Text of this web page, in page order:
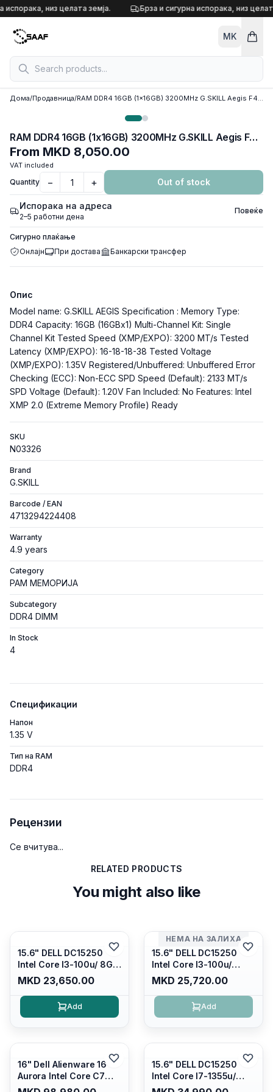
Skip to content
испорака, низ целата земја. Брза и сигурна испорака, низ
MK
Дома/Продавница/ RAM DDR4 16GB (1x16GB) 3200MHz G.SKILL Aegis F4-3200C16S-16GIS
RAM DDR4 16GB (1x16GB) 3200MHz G.SKILL Aegis F4-3200C16S-16GIS
From MKD 8,050.00
VAT included
Quantity − + Out of stock
Испорака на адреса
2–5 работни дена
Повеќе
Сигурно плаќање
Онлајн
При достава Банкарски трансфер
Опис
Model name: G.SKILL AEGIS Specification : Memory Type:
DDR4 Capacity: 16GB (16GBx1) Multi-Channel Kit: Single
Channel Kit Tested Speed (XMP/EXPO): 3200 MT/s Tested
Latency (XMP/EXPO): 16-18-18-38 Tested Voltage
(XMP/EXPO): 1.35V Registered/Unbuffered: Unbuffered Error
Checking (ECC): Non-ECC SPD Speed (Default): 2133 MT/s
SPD Voltage (Default): 1.20V Fan Included: No Features: Intel
XMP 2.0 (Extreme Memory Profile) Ready
SKU
N03326
Brand
G.SKILL
Barcode / EAN
4713294224408
Warranty
4.9 years
Category
РАМ МЕМОРИЈА
Subcategory
DDR4 DIMM
In Stock
4
Спецификации
Напон
1.35 V
Тип на RAM
DDR4
Рецензии
Се вчитува...
RELATED PRODUCTS
You might also like
15.6" DELL DC15250
Intel Core I3-100u/ 8GB
DDR4/ 512GB SSD M.2/
Iris Xe Graphics/ 120Hz
Anti-glare LED Display/
Backlit Kb/ Platinum
MKD 23,650.00
Add
НЕМА НА ЗАЛИХА
15.6" DELL DC15250
Intel Core I3-100u/
16GB DDR4/ 512GB SSD
M.2/ Iris Xe Graphics/
120Hz Anti-glare LED
Display/ Backlit Kb/
MKD 25,720.00
Add
16" Dell Alienware 16
Aurora Intel Core C7
240H /16GB RAM DDR5
15.6" DELL DC15250
Intel Core I7-1355u/
16GB DDR4 / 512GB SSD